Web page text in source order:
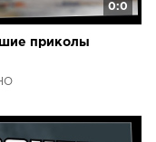
0:0
приколы